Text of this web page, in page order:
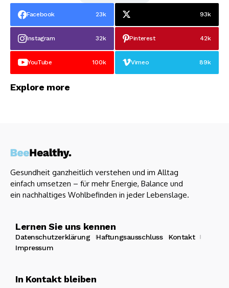
Facebook 23k 93k
Instagram 32k Pinterest 42k
YouTube 100k Vimeo 89k
Explore more
Gesundheit ganzheitlich verstehen und im Alltag
einfach umsetzen – für mehr Energie, Balance und
ein nachhaltiges Wohlbefinden in jeder Lebenslage.
Lernen Sie uns kennen
Datenschutzerklärung Haftungsausschluss
Kontakt
Impressum
In Kontakt bleiben